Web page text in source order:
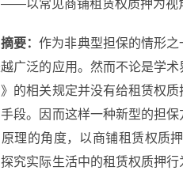
——以常见商铺租赁权质押为视
摘要：作为非典型担保的情形
广泛的应用。然而不论是学
的相关规定并没有给租赁权
段。因而这样一种新型的担
理的角度，以商铺租赁权质
究实际生活中的租赁权质押